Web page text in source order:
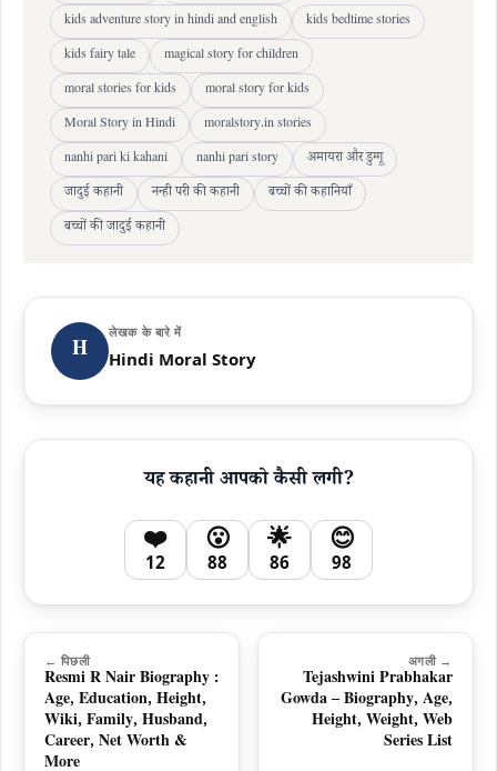
kids adventure story in hindi and english
kids bedtime stories
kids fairy tale
magical story for children
moral stories for kids
moral story for kids
Moral Story in Hindi
moralstory.in stories
nanhi pari ki kahani
nanhi pari story
अमायरा और डुग्गू
जादुई कहानी
नन्ही परी की कहानी
बच्चों की कहानियाँ
बच्चों की जादुई कहानी
H
लेखक के बारे में
Hindi Moral Story
यह कहानी आपको कैसी लगी?
❤️
12
😮
88
🌟
86
😊
98
← पिछली
Resmi R Nair Biography :
Age, Education, Height,
Wiki, Family, Husband,
Career, Net Worth &
More
अगली →
Tejashwini Prabhakar
Gowda – Biography, Age,
Height, Weight, Web
Series List